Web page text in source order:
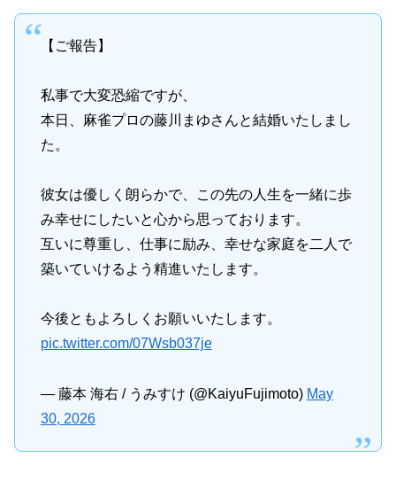
【ご報告】
私事で大変恐縮ですが、
本日、麻雀プロの藤川まゆさんと結婚いたしまし
た。
彼女は優しく朗らかで、この先の人生を一緒に歩
み幸せにしたいと心から思っております。
互いに尊重し、仕事に励み、幸せな家庭を二人で
築いていけるよう精進いたします。
今後ともよろしくお願いいたします。
pic.twitter.com/07Wsb037je
— 藤本 海右 / うみすけ (@KaiyuFujimoto) May
30, 2026